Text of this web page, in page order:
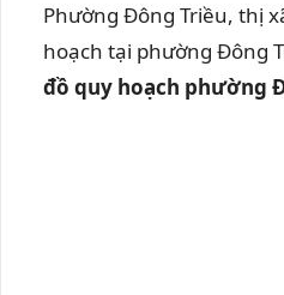
Phường Đông Triều, thị
hoạch tại phường Đông
đồ quy hoạch phường